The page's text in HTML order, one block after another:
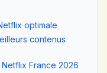
optimale
contenus
France 2026